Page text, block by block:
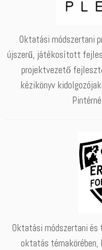
Oktatási módszertani
újszerű, játékosított
projektvezető
kézikönyv
Oktatási módszertani
oktatás